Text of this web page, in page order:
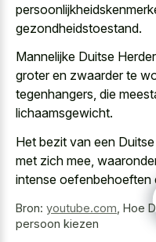
gezondheidstoestand.
Mannelijke Duitse
groter en zwaarder te
tegenhangers, die
lichaamsgewicht.
Het bezit van een
met zich mee,
intense oefenbehoeften
Bron: youtube.com Hoe
persoon kiezen